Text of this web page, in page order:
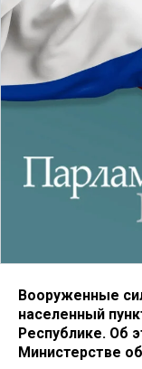
Вооруженные
населенный
Республике. Об
Министерстве